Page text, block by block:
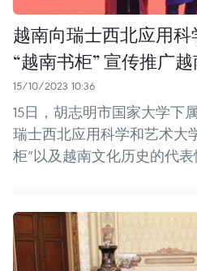
越南向瑞士西北应用
“越南书柜” 宣传推广
15/10/2023 10:36
15日，胡志明市国家大学下
瑞士西北应用科学和艺术大
柜”以及越南文化历史的代表